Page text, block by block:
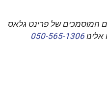
המוסמכים של פרינט גלאס
050-565-1306